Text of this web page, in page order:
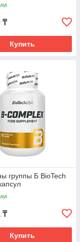
₸
Купить
группы Б BioTech
₸
Купить